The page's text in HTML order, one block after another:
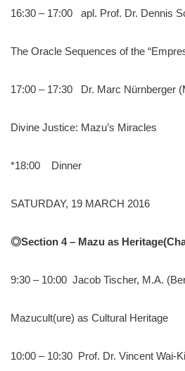
16:30 – 17:00 apl. Prof. Dr. Dennis
The Oracle Sequences of the
17:00 – 17:30 Dr. Marc Nürnberger
Divine Justice: Mazu’s Miracles
*18:00 Dinner
SATURDAY, 19 MARCH 2016
◎Section 4 – Mazu as Heritage
9:30 – 10:00 Jacob Tischer, M.A.
Mazucult(ure) as Cultural Heritage
10:00 – 10:30 Prof. Dr. Vincent Wai-